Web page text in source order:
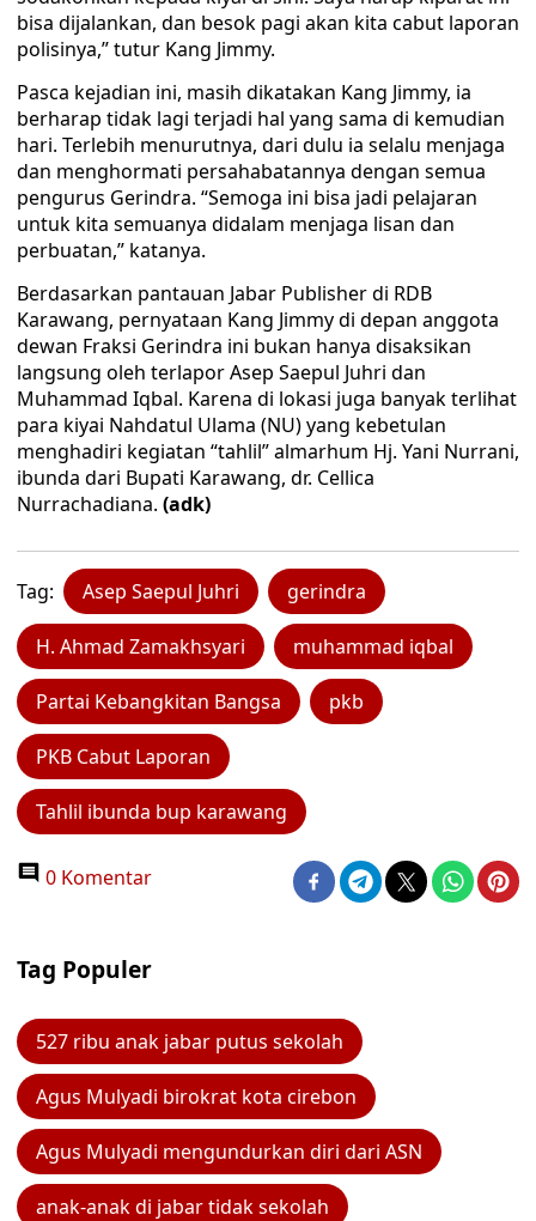
bisa dijalankan, dan besok pagi akan kita cabut laporan
polisinya,” tutur Kang Jimmy.
Pasca kejadian ini, masih dikatakan Kang Jimmy, ia
berharap tidak lagi terjadi hal yang sama di kemudian
hari. Terlebih menurutnya, dari dulu ia selalu menjaga
dan menghormati persahabatannya dengan semua
pengurus Gerindra. “Semoga ini bisa jadi pelajaran
untuk kita semuanya didalam menjaga lisan dan
perbuatan,” katanya.
Berdasarkan pantauan Jabar Publisher di RDB
Karawang, pernyataan Kang Jimmy di depan anggota
dewan Fraksi Gerindra ini bukan hanya disaksikan
langsung oleh terlapor Asep Saepul Juhri dan
Muhammad Iqbal. Karena di lokasi juga banyak terlihat
para kiyai Nahdatul Ulama (NU) yang kebetulan
menghadiri kegiatan “tahlil” almarhum Hj. Yani Nurrani,
ibunda dari Bupati Karawang, dr. Cellica
Nurrachadiana. (adk)
Tag: Asep Saepul Juhri gerindra
H. Ahmad Zamakhsyari muhammad iqbal
Partai Kebangkitan Bangsa pkb
PKB Cabut Laporan
Tahlil ibunda bup karawang
0 Komentar
Tag Populer
527 ribu anak jabar putus sekolah
Agus Mulyadi birokrat kota cirebon
Agus Mulyadi mengundurkan diri dari ASN
anak-anak di jabar tidak sekolah